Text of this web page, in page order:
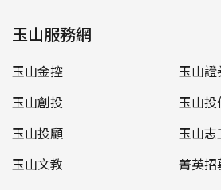
玉山服務網
玉山金控
玉山證
玉山創投
玉山投
玉山投顧
玉山志
玉山文教
菁英招